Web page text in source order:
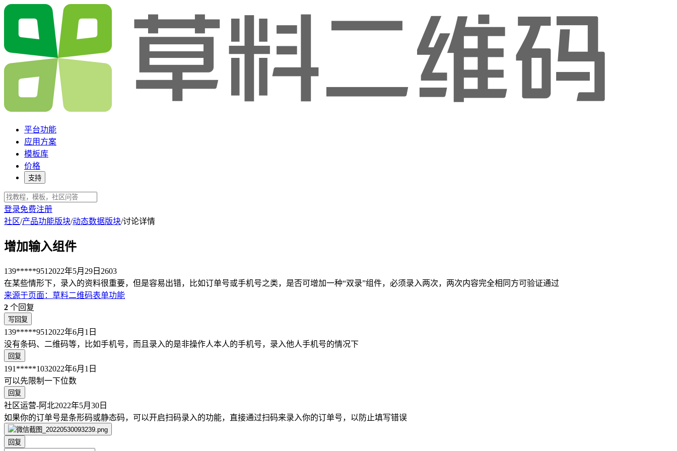
平台功能
应用方案
模板库
价格
支持
登录免费注册
社区/产品功能版块/动态数据版块/讨论详情
增加输入组件
139*****951 2022年5月29日 2603
在某些情形下，录入的资料很重要，但是容易出错，比如订单号或手机号之类，是否可增加一种“双录”组件，必须录入两次，两次内容完全相同方可验证通过
来源于页面 ： 草料二维码表单功能
2 个回复
写回复
139*****951 2022年6月1日
没有条码、二维码等，比如手机号，而且录入的是非操作人本人的手机号，录入他人手机号的情况下
回复
191*****1032022年6月1日
可以先限制一下位数
回复
社区运营-阿北2022年5月30日
如果你的订单号是条形码或静态码，可以开启扫码录入的功能，直接通过扫码来录入你的订单号，以防止填写错误
回复